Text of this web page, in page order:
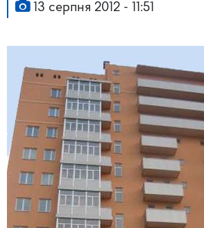
13 серпня 2012 - 11:51